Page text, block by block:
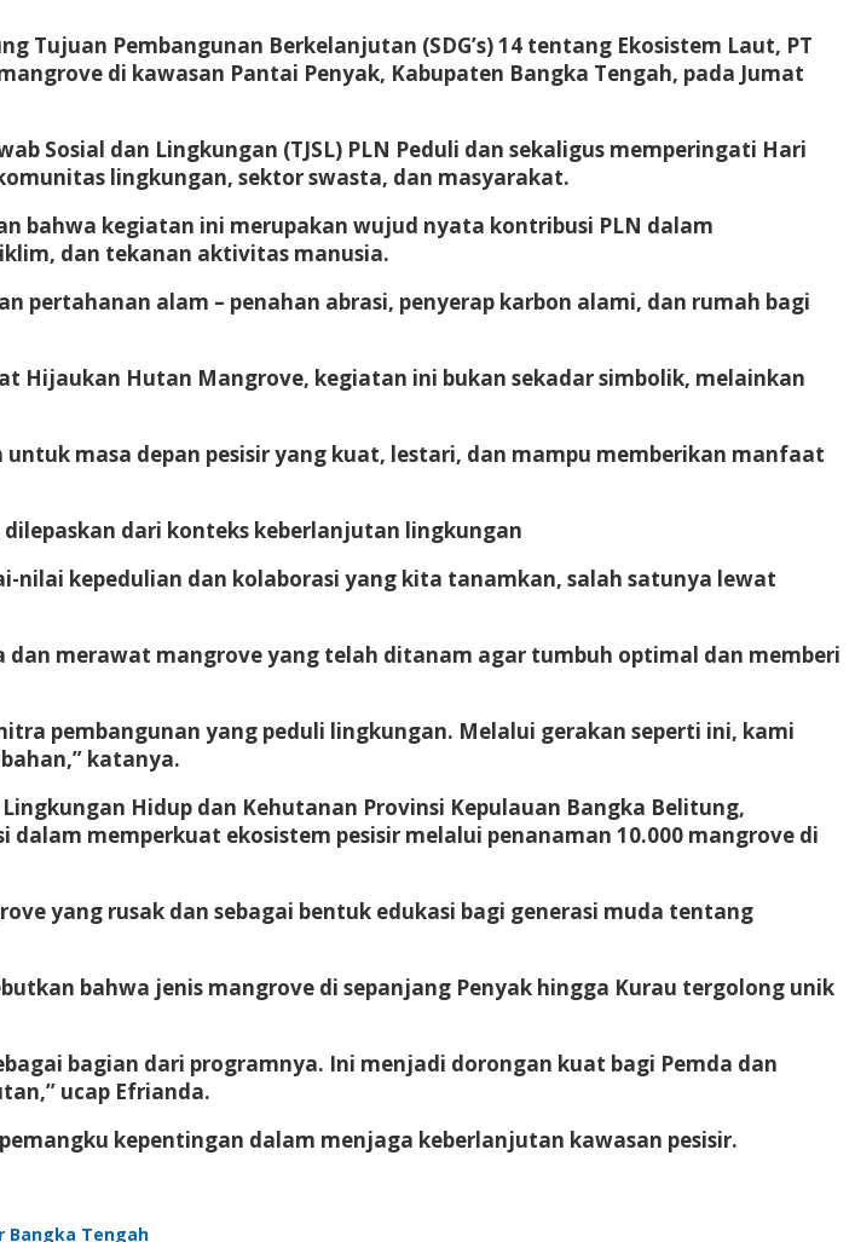
Pembangunan Berkelanjutan (SDG’s) 14 tentang Ekosistem Laut, PT
di kawasan Pantai Penyak, Kabupaten Bangka Tengah, pada Jumat
Sosial dan Lingkungan (TJSL) PLN Peduli dan sekaligus memperingati Hari
lingkungan, sektor swasta, dan masyarakat.
bahwa kegiatan ini merupakan wujud nyata kontribusi PLN dalam
dan tekanan aktivitas manusia.
pertahanan alam – penahan abrasi, penyerap karbon alami, dan rumah bagi
Hijaukan Hutan Mangrove, kegiatan ini bukan sekadar simbolik, melainkan
masa depan pesisir yang kuat, lestari, dan mampu memberikan manfaat
dari konteks keberlanjutan lingkungan
kepedulian dan kolaborasi yang kita tanamkan, salah satunya lewat
merawat mangrove yang telah ditanam agar tumbuh optimal dan memberi
pembangunan yang peduli lingkungan. Melalui gerakan seperti ini, kami
katanya.
Hidup dan Kehutanan Provinsi Kepulauan Bangka Belitung,
memperkuat ekosistem pesisir melalui penanaman 10.000 mangrove di
yang rusak dan sebagai bentuk edukasi bagi generasi muda tentang
bahwa jenis mangrove di sepanjang Penyak hingga Kurau tergolong unik
bagian dari programnya. Ini menjadi dorongan kuat bagi Pemda dan
ucap Efrianda.
kepentingan dalam menjaga keberlanjutan kawasan pesisir.
Bangka Tengah